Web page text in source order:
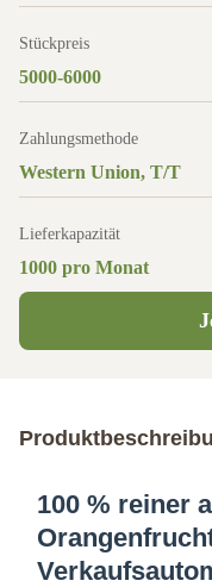
Stückpreis
5000-6000
Zahlungsmethode
Western Union, T/T
Lieferkapazität
1000 pro Monat
100 % reiner